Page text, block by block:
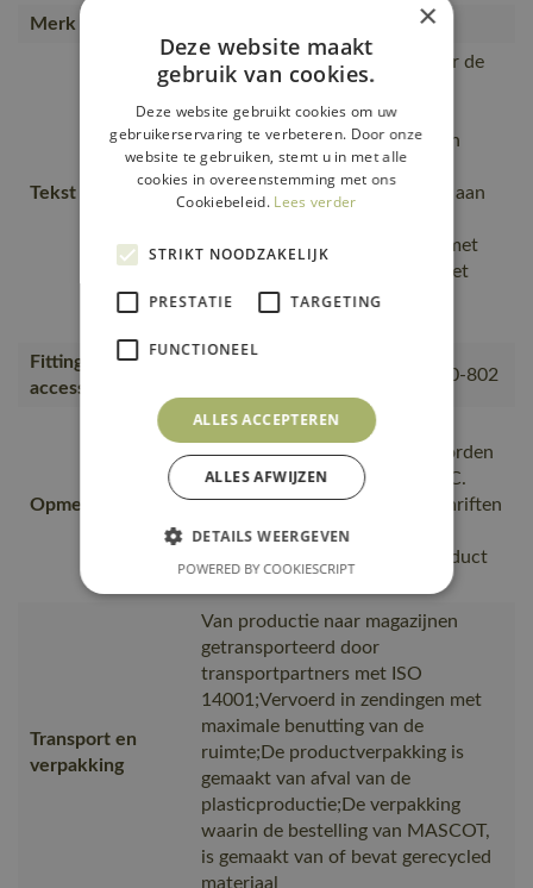
Merk
Tekst usp
Ademend, Extra zichtbaar voor de
omgeving door de
reflectieaccenten., Moderne,
comfortabele pasvorm met een
optimale bewegingsvrijheid.,
Verstelbaar elastisch rijgsnoer aan
waterafstotend., Voorzakken met
waterdichte ritsen., Sluiting met
waterdichte ritssluiting en
Fitting
accessories
00781-380, 50077-843, 18050-802
Opmerking logo
Kies een transfer die voor de
opdruk op het product kan worden
verwarmd tot maximaal 145 °C.
Denk eraan om de wasvoorschriften
van de gekozen transfer te
controleren voordat u het product
Transport en
verpakking
Van productie naar magazijnen
getransporteerd door
transportpartners met ISO
14001;Vervoerd in zendingen met
maximale benutting van de
ruimte;De productverpakking is
gemaakt van afval van de
plasticproductie;De verpakking
waarin de bestelling van MASCOT,
is gemaakt van of bevat gerecycled
materiaal
×
Deze website maakt
gebruik van cookies.
Deze website gebruikt cookies om uw
gebruikerservaring te verbeteren. Door onze
website te gebruiken, stemt u in met alle
cookies in overeenstemming met ons
Cookiebeleid. Lees verder
STRIKT NOODZAKELIJK
PRESTATIE TARGETING
FUNCTIONEEL
ALLES ACCEPTEREN
ALLES AFWIJZEN
DETAILS WEERGEVEN
POWERED BY COOKIESCRIPT